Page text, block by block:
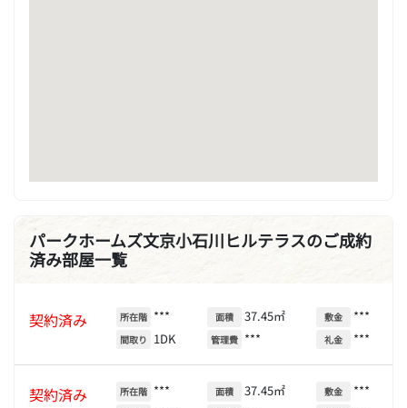
パークホームズ文京小石川ヒルテラスのご成約
済み部屋一覧
契約済み 所在階 ***
間取り 1DK
面積 37.45㎡
管理費 ***
敷金 ***
礼金 ***
契約済み 所在階 *** 面積 37.45㎡ 敷金 ***